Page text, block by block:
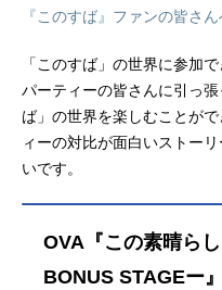
『このすば』ファンの皆さ
「このすば」の世界に参加
パーティーの皆さんに引っ
ば」の世界を楽しむことが
ィーの対比が面白いストー
いです。
OVA『この素晴ら
BONUS STAGEー